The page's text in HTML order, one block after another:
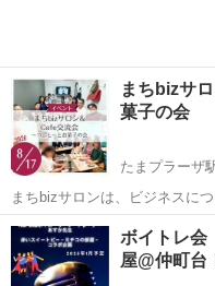
まちbizサ
菓子の会
たまプラーザ
まちbizサロンは、ビジネスに
員の集いの場です。 会員中心
す。 相談したい、告知/宣伝したい、協力者を募りたい、何でも大丈夫
です。 今...
神奈川 横浜市 たまプラ
ボイトレ
屋@仲町台